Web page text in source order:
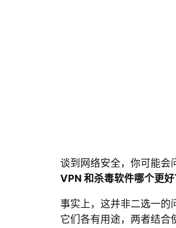
谈到网络安全，你可能会
VPN 和杀毒软件哪个更好
事实上，这并非二选一的
它们各有用途，两者结合